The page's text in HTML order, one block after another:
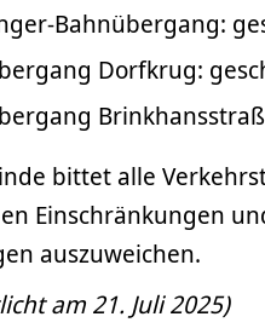
Bahnübergang:
Dorfkrug:
bittet alle
Einschränkungen
auszuweichen.
am 21. Juli 2025)